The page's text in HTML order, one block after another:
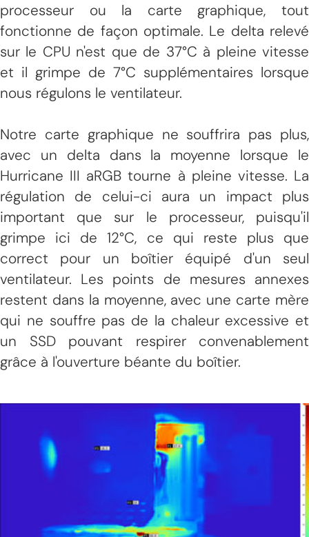
processeur ou la carte graphique, tout
fonctionne de façon optimale. Le delta relevé
sur le CPU n'est que de 37°C à pleine vitesse
et il grimpe de 7°C supplémentaires lorsque
nous régulons le ventilateur.
Notre carte graphique ne souffrira pas plus,
avec un delta dans la moyenne lorsque le
Hurricane III aRGB tourne à pleine vitesse. La
régulation de celui-ci aura un impact plus
important que sur le processeur, puisqu'il
grimpe ici de 12°C, ce qui reste plus que
correct pour un boîtier équipé d'un seul
ventilateur. Les points de mesures annexes
restent dans la moyenne, avec une carte mère
qui ne souffre pas de la chaleur excessive et
un SSD pouvant respirer convenablement
grâce à l'ouverture béante du boîtier.